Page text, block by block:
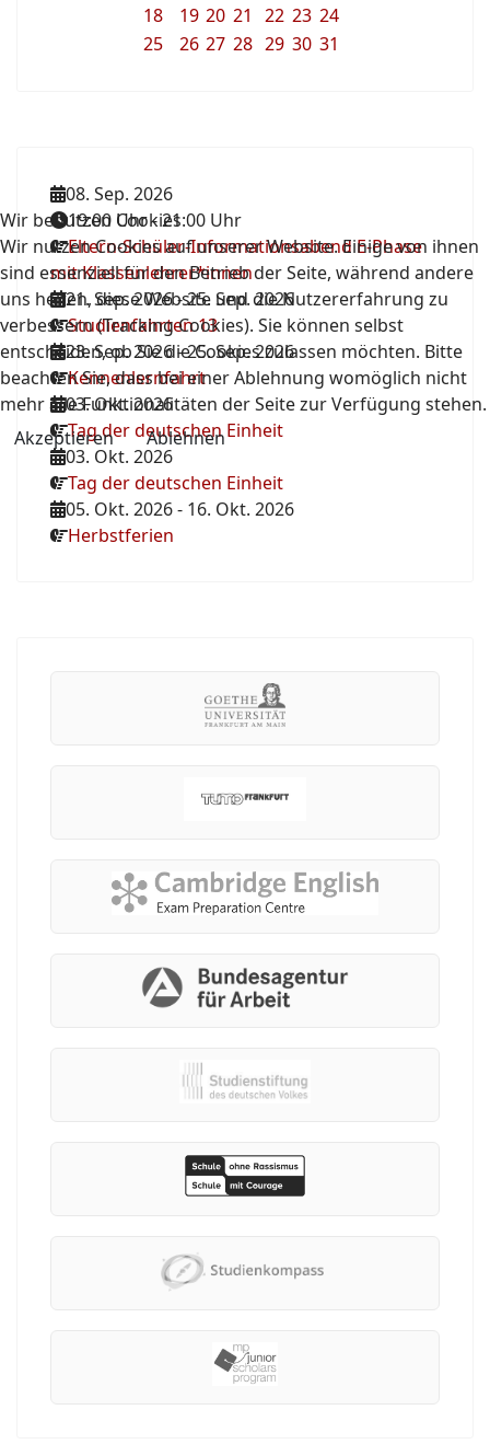
18
19 20 21 22 23 24
25
26 27 28 29 30 31
08. Sep. 2026
19:00 Uhr-21:00 Uhr
Eltern-Schüler-Informationsabend E-Phase
mit Klassenlehrer*innen
21. Sep. 2026-25. Sep. 2026
Studienfahrten 13
23. Sep. 2026-25. Sep. 2026
Kennenlernfahrt
03. Okt. 2026
Tag der deutschen Einheit
03. Okt. 2026
Tag der deutschen Einheit
05. Okt. 2026- 16. Okt. 2026
Herbstferien
Wir benutzen Cookies
Wir nutzen Cookies auf unserer Website. Einige von ihnen
sind essenziell für den Betrieb der Seite, während andere
uns helfen, diese Website und die Nutzererfahrung zu
verbessern (Tracking Cookies). Sie können selbst
entscheiden, ob Sie die Cookies zulassen möchten. Bitte
beachten Sie, dass bei einer Ablehnung womöglich nicht
mehr alle Funktionalitäten der Seite zur Verfügung stehen.
Akzeptieren
Ablehnen